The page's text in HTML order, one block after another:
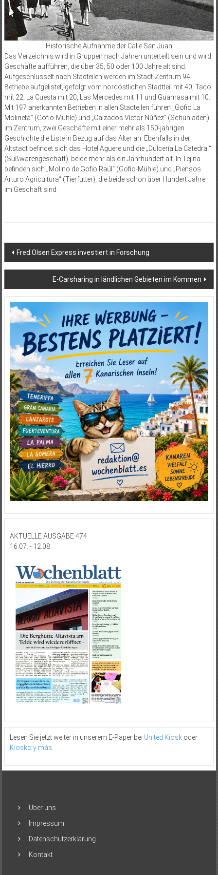
Historische Aufnahme der Calle San Juan
Das Verzeichnis wird in Gruppen nach Jahren unterteilt sein und wird
Geschäfte aufführen, die über 35, 50 oder 100 Jahre alt sind.
Aufgeschlüsselt nach Stadteilen werden im Stadt-Zentrum 94
Betriebe aufgelistet, gefolgt vom nordöstlichen Stadtteil mit 40, Taco
mit 22, La Cuesta mit 20, Las Mercedes mit 11 und Guamasa mit 10.
Mit 197 anerkannten Betrieben in allen Stadteilen führen „Gofio La
Molineta“ (Gofio-Mühle) und „Calzados Víctor Núñez“ (Schuhladen)
im Zentrum, zwei Geschäfte mit einer mehr als 150-jährigen
Geschichte die Liste in Bezug auf das Alter an. Ebenfalls in der
Altstadt befindet sich das Hotel Aguere und die „Dulcería La Catedral“
(Süßwarengeschäft), beide mehr als ein Jahrhundert alt. In Tejina
befinden sich „Molino de Gofio Raúl“ (Gofio-Mühle) und „Piensos
Arturo Agricultura“ (Tierfutter), die beide schon über Hundert Jahre
im Geschäft sind.
Beitragsnavigation
Fred.Olsen Express investiert in Forschung
E-Carsharing in ländlichen Gebieten im Kommen
AKTUELLE AUSGABE 474
16.07. - 12.08.
Lesen Sie jetzt weiter in unserem E-Paper bei United Kioskoder
Kiosko y más
Über uns
Impressum
Datenschutzerklärung
Kontakt